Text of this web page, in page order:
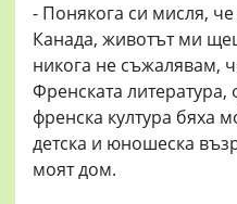
- Понякога си мисля,
Канада, животът ми
никога не съжалявам,
Френската литература,
френска култура бяха
детска и юношеска
моят дом.